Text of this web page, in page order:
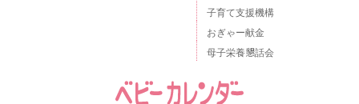
子育て支援機構
おぎゃー献金
母子栄養懇話会